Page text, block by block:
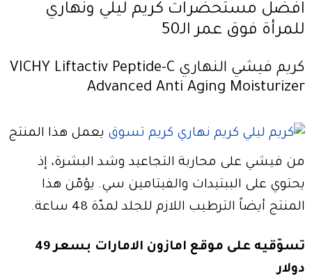
افضل مستحضرات كريم ليلي ونهاري
للمرأة فوق عمر الـ50
كريم فيشي النهاري VICHY Liftactiv Peptide-C
Advanced Anti Aging Moisturizer
يعمل هذا المنتج
من فيشي على محاربة التجاعيد وشد البشرة، إذ
يحتوي على الببتيدات والفيتامين سي. يؤمّن هذا
المنتج أيضاً الترطيب اللازم للجلد لمدّة 48 ساعة.
تسوّقيه على موقع امازون الامارات بسعر 49
دولار